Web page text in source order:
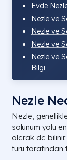
Evde
Nezle ve
Nezle ve
Nezle ve
Nezle ve
Bilgi
Nezle
Nezle,
solunum yolu
olarak da bilinir.
türü tarafından